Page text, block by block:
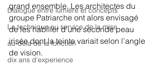
Dialogue entre lumière et concepts
La technique au service de la mise
au-dela de la fonction
dix ans d'experience
grand ensemble. Les architectes du
groupe Patriarche ont alors envisagé
de les habiller d’une seconde peau
irisée dont la teinte variait selon l’angle
de vision.